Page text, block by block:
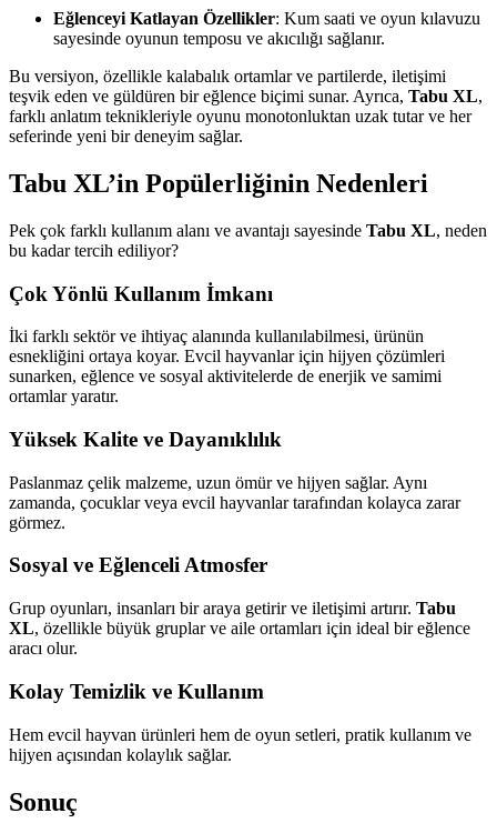
Eğlenceyi Katlayan Özellikler: Kum saati ve oyun kılavuzu
sayesinde oyunun temposu ve akıcılığı sağlanır.
Bu versiyon, özellikle kalabalık ortamlar ve partilerde, iletişimi
teşvik eden ve güldüren bir eğlence biçimi sunar. Ayrıca, Tabu XL,
farklı anlatım teknikleriyle oyunu monotonluktan uzak tutar ve her
seferinde yeni bir deneyim sağlar.
Tabu XL’in Popülerliğinin Nedenleri
Pek çok farklı kullanım alanı ve avantajı sayesinde Tabu XL, neden
bu kadar tercih ediliyor?
Çok Yönlü Kullanım İmkanı
İki farklı sektör ve ihtiyaç alanında kullanılabilmesi, ürünün
esnekliğini ortaya koyar. Evcil hayvanlar için hijyen çözümleri
sunarken, eğlence ve sosyal aktivitelerde de enerjik ve samimi
ortamlar yaratır.
Yüksek Kalite ve Dayanıklılık
Paslanmaz çelik malzeme, uzun ömür ve hijyen sağlar. Aynı
zamanda, çocuklar veya evcil hayvanlar tarafından kolayca zarar
görmez.
Sosyal ve Eğlenceli Atmosfer
Grup oyunları, insanları bir araya getirir ve iletişimi artırır. Tabu
XL, özellikle büyük gruplar ve aile ortamları için ideal bir eğlence
aracı olur.
Kolay Temizlik ve Kullanım
Hem evcil hayvan ürünleri hem de oyun setleri, pratik kullanım ve
hijyen açısından kolaylık sağlar.
Sonuç